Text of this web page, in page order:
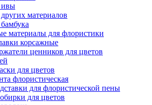
материалов
материалы для флористики
корсажные
ценников для цветов
для цветов
флористическая
для флористической пены
для цветов